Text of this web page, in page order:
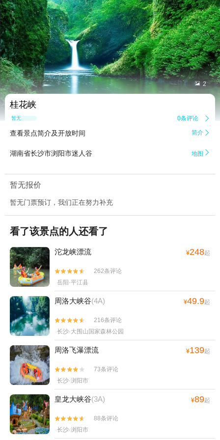
 2
桂花峡
暂无点评 0条评论 
查看景点简介及开放时间 简介 
湖南省长沙市浏阳市迷人谷 地图 
暂无报价
暂无门票预订，我们正在努力补充
看了该景点的人还看了
沱龙峡漂流 ¥248起


262条评论
岳阳·平江县
周洛大峡谷(4A) ¥49.9起


216条评论
长沙·大围山国家森林公园
周洛飞瀑漂流 ¥139起


73条评论
长沙·浏阳市
皇龙大峡谷(3A) ¥89起


88条评论
长沙·浏阳市
